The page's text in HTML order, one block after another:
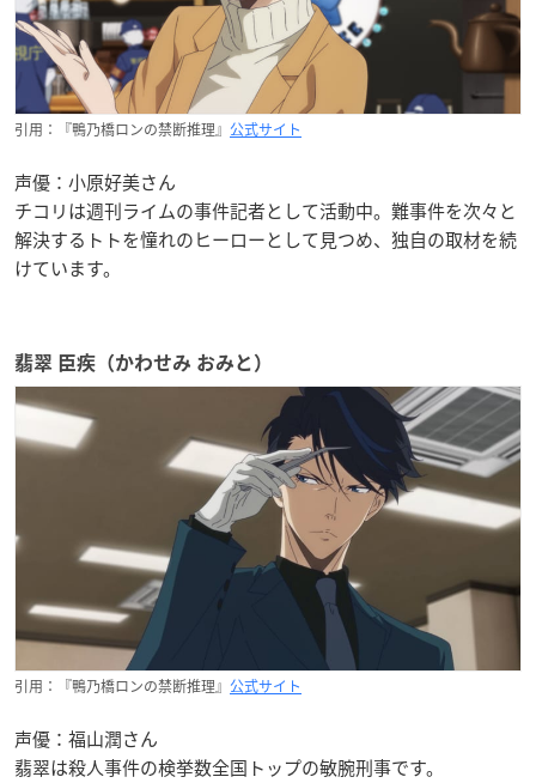
引用：『鴨乃橋ロンの禁断推理』 公式サイト
声優：小原好美さん
チコリは週刊ライムの事件記者として活動中。難事件を次々と
解決するトトを憧れのヒーローとして見つめ、独自の取材を続
けています。
翡翠 臣疾（かわせみ おみと）
引用：『鴨乃橋ロンの禁断推理』 公式サイト
声優：福山潤さん
翡翠は殺人事件の検挙数全国トップの敏腕刑事です。